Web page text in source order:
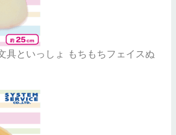
具といっしょ もちもちフェイスぬ